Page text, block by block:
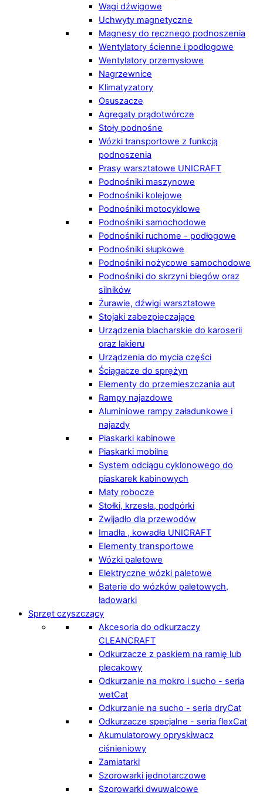
Wagi dźwigowe
Uchwyty magnetyczne
Magnesy do ręcznego podnoszenia
Wentylatory ścienne i podłogowe
Wentylatory przemysłowe
Nagrzewnice
Klimatyzatory
Osuszacze
Agregaty prądotwórcze
Stoły podnośne
Wózki transportowe z funkcją
podnoszenia
Prasy warsztatowe UNICRAFT
Podnośniki maszynowe
Podnośniki kolejowe
Podnośniki motocyklowe
Podnośniki samochodowe
Podnośniki ruchome - podłogowe
Podnośniki słupkowe
Podnośniki nożycowe samochodowe
Podnośniki do skrzyni biegów oraz
silników
Żurawie, dźwigi warsztatowe
Stojaki zabezpieczające
Urządzenia blacharskie do karoserii
oraz lakieru
Urządzenia do mycia części
Ściągacze do sprężyn
Elementy do przemieszczania aut
Rampy najazdowe
Aluminiowe rampy załadunkowe i
najazdy
Piaskarki kabinowe
Piaskarki mobilne
System odciągu cyklonowego do
piaskarek kabinowych
Maty robocze
Stołki, krzesła, podpórki
Zwijadło dla przewodów
Imadła , kowadła UNICRAFT
Elementy transportowe
Wózki paletowe
Elektryczne wózki paletowe
Baterie do wózków paletowych,
ładowarki
Sprzęt czyszczący
Akcesoria do odkurzaczy
CLEANCRAFT
Odkurzacze z paskiem na ramię lub
plecakowy
Odkurzanie na mokro i sucho - seria
wetCat
Odkurzanie na sucho - seria dryCat
Odkurzacze specjalne - seria flexCat
Akumulatorowy opryskiwacz
ciśnieniowy
Zamiatarki
Szorowarki jednotarczowe
Szorowarki dwuwalcowe